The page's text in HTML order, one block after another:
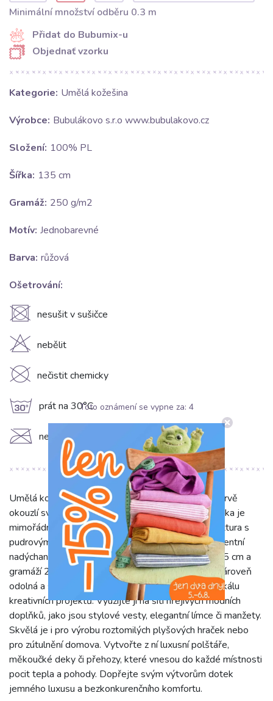
Minimální množství odběru 0.3 m
Přidat do Bubumix-u
Objednať vzorku
Kategorie: Umělá kožešina
Výrobce: Bubulákovo s.r.o www.bubulakovo.cz
Složení: 100% PL
Šířka: 135 cm
Gramáž: 250 g/m2
Motív: Jednobarevné
Barva: růžová
Ošetrování:
U nesušit v sušičce
H nebělit
K nečistit chemicky
g prát na 30°C
C nežehlit
Umělá kožešina s tylem powder v něžné růžové barvě
okouzlí svou hebkostí. Tato 100% polyesterová látka je
mimořádně jemná a příjemná na dotek. Unikátní textura s
pudrovým efektem dodává materiálu lehkost a decentní
nadýchanost, zajišťující maximální komfort. S šíří 135 cm a
gramáží 250 g/m2 je tato jednobarevná kožešina zároveň
odolná a snadno se udržuje. Je ideální pro širokou škálu
kreativních projektů. Využijte ji na šití hřejivých módních
doplňků, jako jsou stylové vesty, elegantní límce či manžety.
Skvělá je i pro výrobu roztomilých plyšových hraček nebo
pro zútulnění domova. Vytvořte z ní luxusní polštáře,
měkoučké deky či přehozy, které vnesou do každé místnosti
pocit tepla a pohody. Dopřejte svým výtvorům dotek
jemného luxusu a bezkonkurenčního komfortu.
Toto oznámení se vypne za: 4